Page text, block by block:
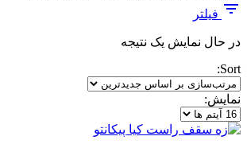
فیلتر
در حال نمایش یک نتیجه
Sort:
نمایش: